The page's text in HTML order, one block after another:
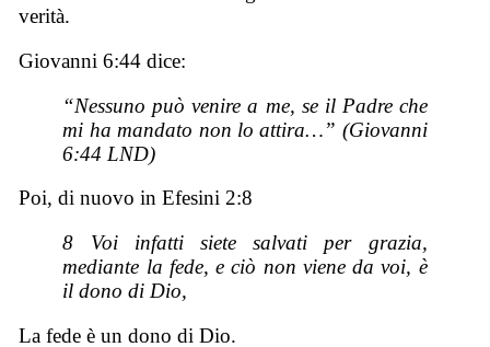
verità.
Giovanni 6:44 dice:
“Nessuno può venire a me, se il Padre che
mi ha mandato non lo attira…” (Giovanni
6:44 LND)
Poi, di nuovo in Efesini 2:8
8 Voi infatti siete salvati per grazia,
mediante la fede, e ciò non viene da voi, è
il dono di Dio,
La fede è un dono di Dio.